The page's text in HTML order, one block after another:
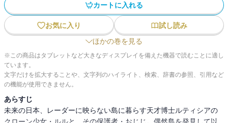
カートに入れる
お気に入り
試し読み
ほかの巻を見る
※この商品はタブレットなど大きなディスプレイを備えた機器で読むことに適し
ています。
文字だけを拡大することや、文字列のハイライト、検索、辞書の参照、引用など
の機能が使用できません。
あらすじ
未来の日本、レーダーに映らない島に暮らす天才博士ルティシアの